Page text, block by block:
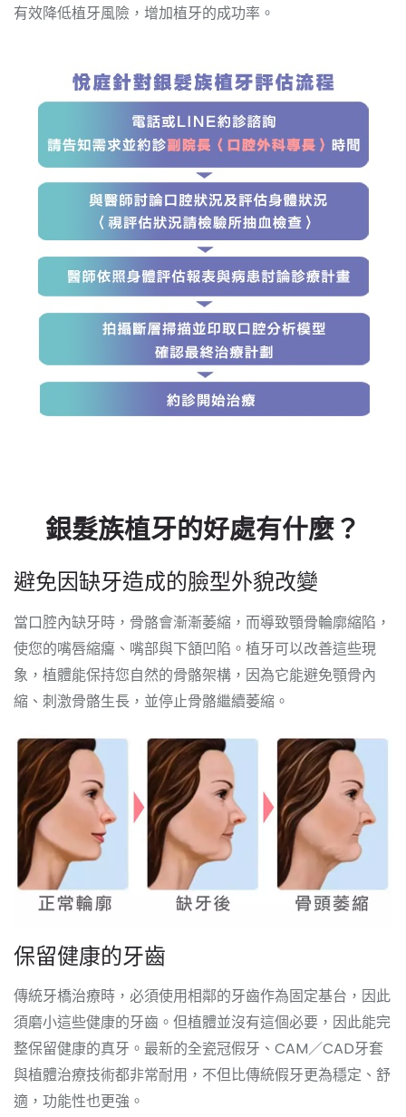
有效降低植牙風險，增加植牙的成功率。
銀髮族植牙的好處有什麼？
避免因缺牙造成的臉型外貌改變
當口腔內缺牙時，骨骼會漸漸萎縮，而導致顎骨輪廓縮陷，
使您的嘴唇縮癟、嘴部與下頷凹陷。植牙可以改善這些現
象，植體能保持您自然的骨骼架構，因為它能避免顎骨內
縮、刺激骨骼生長，並停止骨骼繼續萎縮。
保留健康的牙齒
傳統牙橋治療時，必須使用相鄰的牙齒作為固定基台，因此
須磨小這些健康的牙齒。但植體並沒有這個必要，因此能完
整保留健康的真牙。最新的全瓷冠假牙、CAM／CAD牙套
與植體治療技術都非常耐用，不但比傳統假牙更為穩定、舒
適，功能性也更強。